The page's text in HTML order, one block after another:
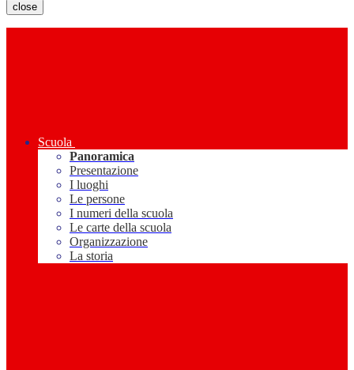
close
Scuola
Panoramica
Presentazione
I luoghi
Le persone
I numeri della scuola
Le carte della scuola
Organizzazione
La storia